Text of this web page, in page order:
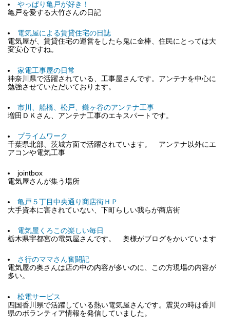
やっぱり亀戸が好き！
亀戸を愛する大竹さんの日記
電気屋による賃貸住宅の日誌
電気屋が、賃貸住宅の運営をしたら鬼に金棒、住民にとっては大
変安心ですね。
家電工事屋の日常
神奈川県で活躍されている、工事屋さんです。アンテナを中心に
勉強させていただいております。
市川、船橋、松戸、鎌ヶ谷のアンテナ工事
増田ＤＫさん、アンテナ工事のエキスパートです。
プライムワーク
千葉県北部、茨城方面で活躍されています。 アンテナ以外にエ
アコンや電気工事
jointbox
電気屋さんが集う場所
亀戸５丁目中央通り商店街ＨＰ
大手資本に害されていない、下町らしい我らが商店街
電気屋くろこの楽しい毎日
栃木県宇都宮の電気屋さんです。 奥様がブログをかいています
さ行のママさん奮闘記
電気屋の奥さんは店の中の内容が多いのに、この方現場の内容が
多い。
松電サービス
四国香川県で活躍している熱い電気屋さんです。震災の時は香川
県のボランティア情報を発信していました。